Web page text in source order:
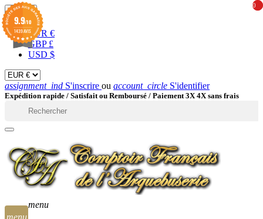
EUR 
EUR €
GBP £
USD $
assignment_ind S'inscrire ou account_circle S'identifier
Expédition rapide / Satisfait ou Remboursé / Paiement 3X 4X sans frais
menu
0
0
menu
9.9/10
1439 AVIS